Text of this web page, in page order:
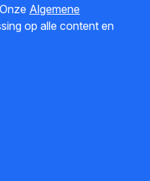
Algemene
op alle content en